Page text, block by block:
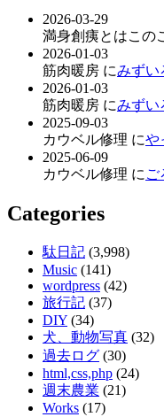
2026-03-29
満身創痍とはこの
2026-01-03
筋肉暖房 にみずい
2026-01-03
筋肉暖房 にみずい
2025-09-03
カウベル修理 にや
2025-06-09
カウベル修理 に ご
Categories
駄日記 (3,998)
Music (141)
wordpress (42)
旅行記 (37)
DIY (34)
犬、動物写真 (32)
過去ログ (30)
html,css,php (24)
週末農業 (21)
Works (17)